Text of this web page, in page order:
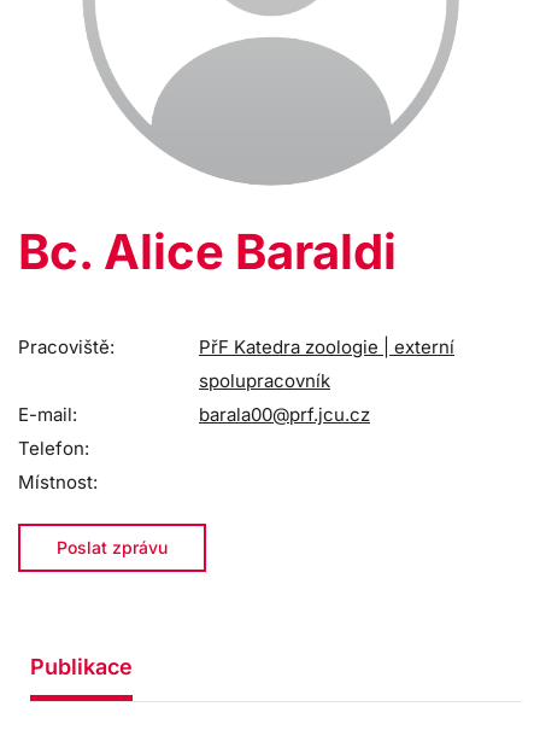
Bc. Alice Baraldi
Pracoviště:
PřF Katedra zoologie | externí
spolupracovník
E-mail:
barala00@prf.jcu.cz
Telefon:
Místnost:
Poslat zprávu
Publikace